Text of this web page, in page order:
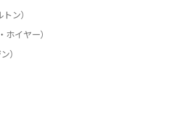
ン）
ホイヤー）
）